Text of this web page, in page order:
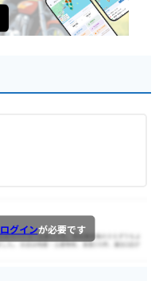
ログインが必要です